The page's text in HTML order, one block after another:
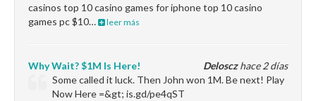
casinos top 10 casino games for iphone top 10 casino
games pc $10…
leer más
Delosczhace 2 días
Why Wait? $1M Is Here!
Some called it luck. Then John won 1M. Be next! Play
Now Here =&gt; is.gd/pe4qST